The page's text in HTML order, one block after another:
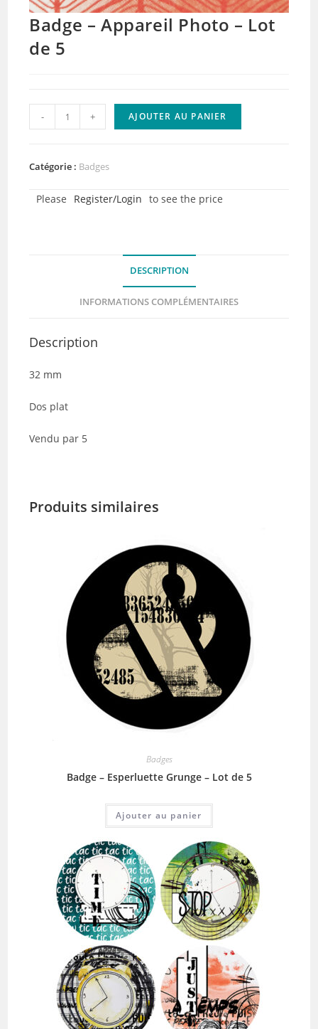
Badge – Appareil Photo – Lot
de 5
quantité
de
-
Photo
- + AJOUTER AU PANIER
Catégorie : Badges
Please Register/Login to see the price
DESCRIPTION
INFORMATIONS COMPLÉMENTAIRES
Description
32 mm
Dos plat
Vendu par 5
Produits similaires
Badges
Badge – Esperluette Grunge – Lot de 5
Ajouter au panier